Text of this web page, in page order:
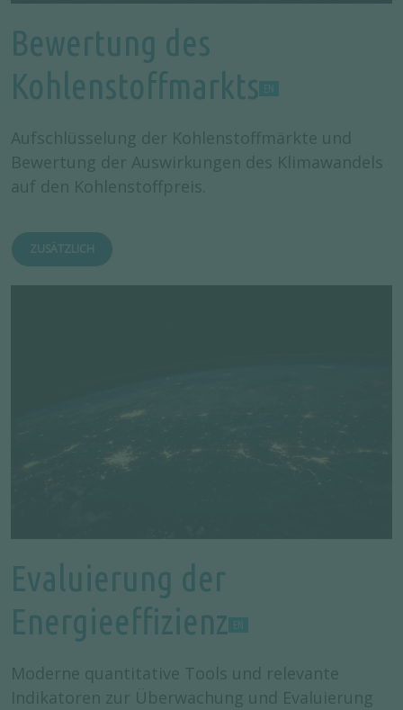
Bewertung des
Kohlenstoffmarkts
Aufschlüsselung der Kohlenstoffmärkte und
Bewertung der Auswirkungen des Klimawandels
auf den Kohlenstoffpreis.
ZUSÄTZLICH
Evaluierung der
Energieeffizienz
Moderne quantitative Tools und relevante
Indikatoren zur Überwachung und Evaluierung